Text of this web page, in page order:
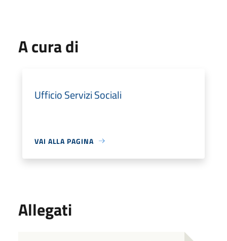
A cura di
Ufficio Servizi Sociali
VAI ALLA PAGINA
Allegati